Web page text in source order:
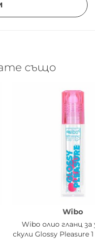
също
Wibo
Wibo олио гланц
скули Glossy Pleasure